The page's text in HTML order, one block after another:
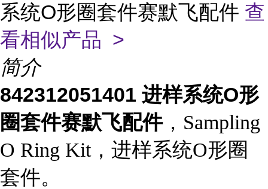
系统O形圈套件赛默飞配件 查
看相似产品 >
简介
842312051401 进样系统O形
圈套件赛默飞配件，Sampling
O Ring Kit，进样系统O形圈
套件。